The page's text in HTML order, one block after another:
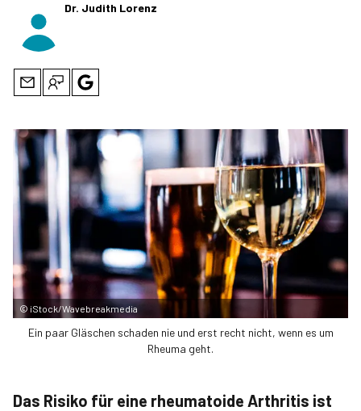
Dr. Judith Lorenz
© iStock/Wavebreakmedia
Ein paar Gläschen schaden nie und erst recht nicht, wenn es um
Rheuma geht.
Das Risiko für eine rheumatoide Arthritis ist